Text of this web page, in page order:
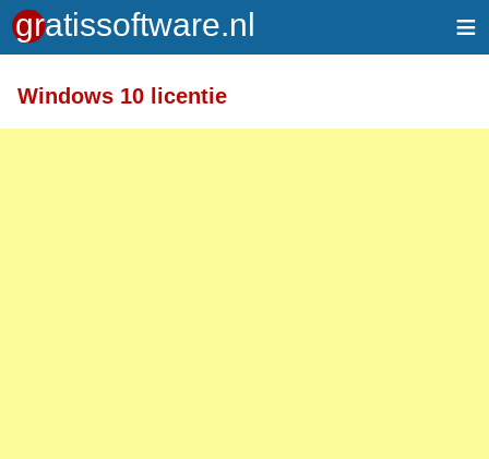
≡
Windows 10 licentie
Toegelaten HTML-tags: <a> <em> <strong> <br>
<br /> <i> <b> <p>